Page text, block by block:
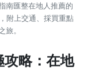
南匯整在地人推薦的
附上交通、採買重點
。
攻略：在地